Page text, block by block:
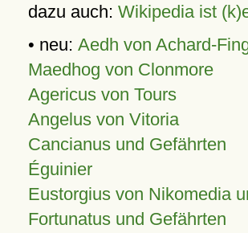
dazu auch: Wikipedia ist
• neu: Aedh von Achard-
Maedhog von Clonmore
Agericus von Tours
Angelus von Vitoria
Cancianus und Gefährten
Éguinier
Eustorgius von Nikomedia
Fortunatus und Gefährten